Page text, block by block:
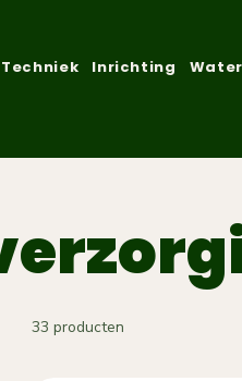
Techniek Inrichting
33 producten